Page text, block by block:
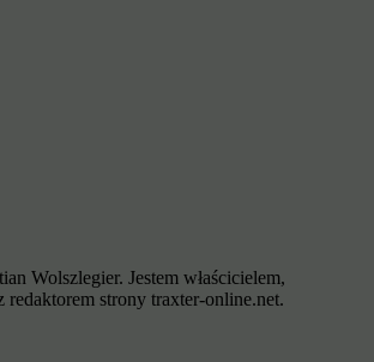
Wolszlegier. Jestem właścicielem,
redaktorem strony traxter-online.net.